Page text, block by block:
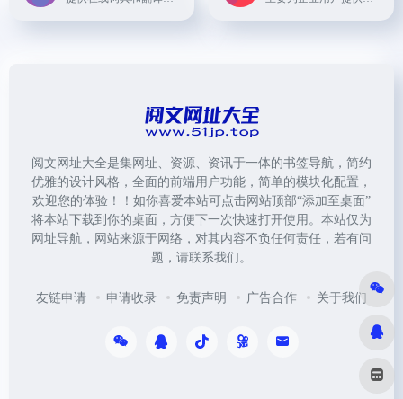
阅文网址大全是集网址、资源、资讯于一体的书签导航，简约
优雅的设计风格，全面的前端用户功能，简单的模块化配置，
欢迎您的体验！！如你喜爱本站可点击网站顶部“添加至桌面”
将本站下载到你的桌面，方便下一次快速打开使用。本站仅为
网址导航，网站来源于网络，对其内容不负任何责任，若有问
题，请联系我们。
友链申请 申请收录 免责声明 广告合作 关于我们